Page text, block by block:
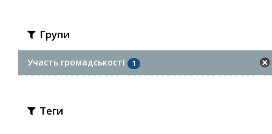
Групи
Участь громадськості 1
Теги